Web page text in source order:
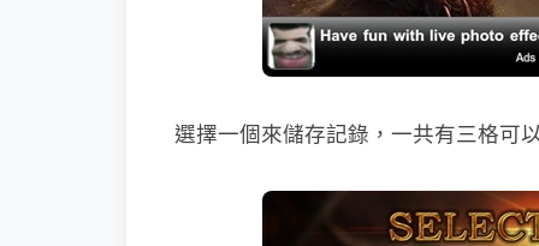
選擇一個來儲存記錄，一共有三格可